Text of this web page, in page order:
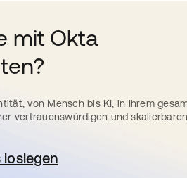
mit Okta
von Mensch bis KI, in Ihrem
vertrauenswürdigen und skalierbaren
loslegen
in einer neuen